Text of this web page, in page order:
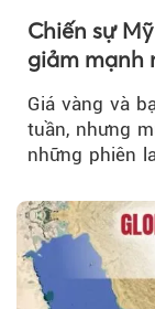
Chiến sự
giảm mạnh
Giá vàng và
tuần, nhưng
những phiên